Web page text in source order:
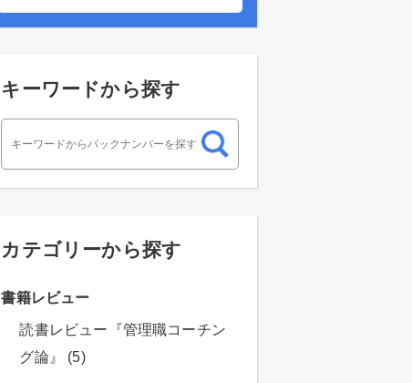
キーワードから探す
カテゴリーから探す
書籍レビュー
読書レビュー『管理職コーチン
グ論』 (5)